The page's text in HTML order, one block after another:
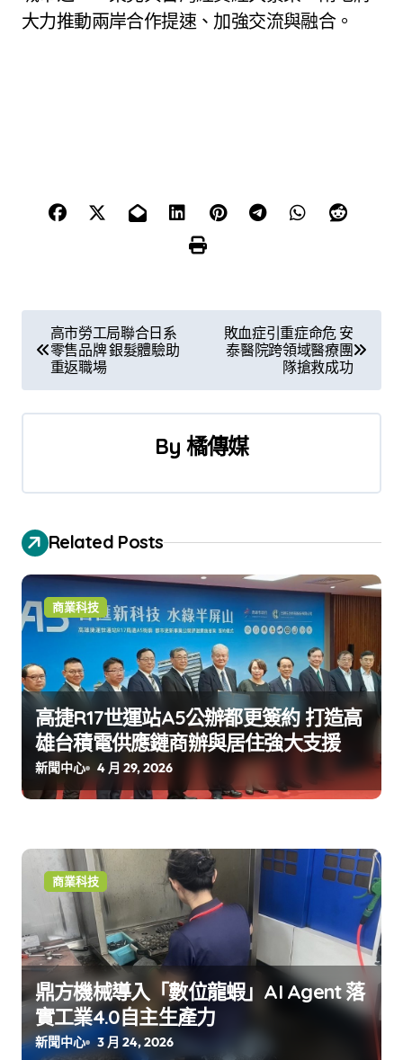
大力推動兩岸合作提速、加強交流與融合。
章
導
高市勞工局聯合日系
零售品牌 銀髮體驗助
重返職場
敗血症引重症命危 安
泰醫院跨領域醫療團
隊搶救成功
By 橘傳媒
Related Posts
商業科技
高捷R17世運站A5公辦都更簽約 打造高
雄台積電供應鏈商辦與居住強大支援
新聞中心 4 月 29, 2026
商業科技
鼎方機械導入「數位龍蝦」AI Agent 落
實工業4.0自主生產力
新聞中心 3 月 24, 2026